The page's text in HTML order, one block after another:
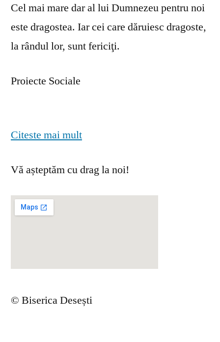
Cel mai mare dar al lui Dumnezeu pentru noi
este dragostea. Iar cei care dăruiesc dragoste,
la rândul lor, sunt fericiţi.
Proiecte Sociale
Citeste mai mult
Vă așteptăm cu drag la noi!
© Biserica Desești